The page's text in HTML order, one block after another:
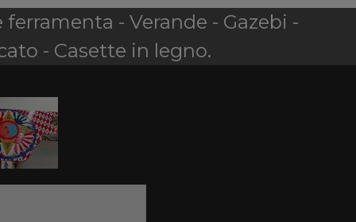
- Verande - Gazebi -
- Casette in legno.